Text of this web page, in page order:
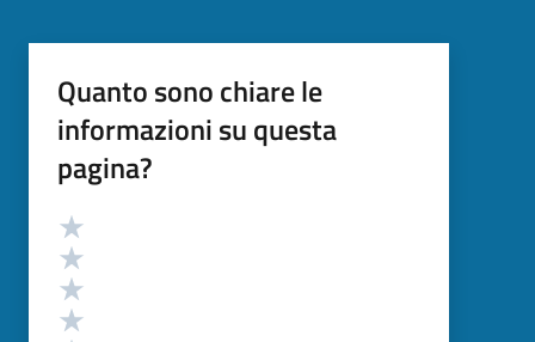
Quanto sono chiare le
informazioni su questa
pagina?
Valutazione